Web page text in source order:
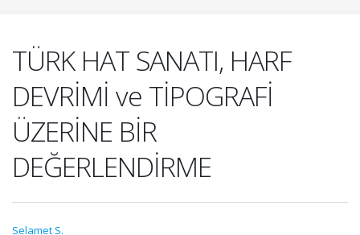
TÜRK HAT SANATI, HARF
DEVRİMİ ve TİPOGRAFİ
ÜZERİNE BİR
DEĞERLENDİRME
Selamet S.